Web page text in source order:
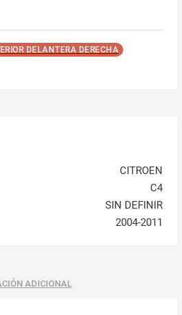
DELANTERA DERECHA
CITROEN
C4
SIN DEFINIR
2004-2011
ADICIONAL